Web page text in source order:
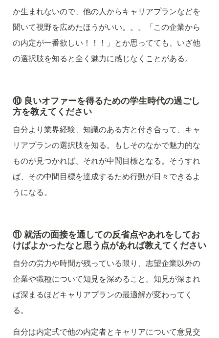
か生まれないので、他の人からキャリアプランなどを
聞いて視野を広めたほうがいい。。。「この企業から
の内定が一番欲しい！！！」とか思ってても、いざ他
の選択肢を知ると全く魅力に感じなくことがある。
⑩ 良いオファーを得るための学生時代の過ごし
方を教えてください
自分より業界経験、知識のある方と付き合って、キャ
リアプランの選択肢を知る。もしそのなかで魅力的な
ものが見つかれば、それが中間目標となる。そうすれ
ば、その中間目標を達成するため行動が日々できるよ
うになる。
⑪ 就活の面接を通しての反省点やあれをしてお
けばよかったなと思う点があれば教えてください
自分の労力や時間が残っている限り、志望企業以外の
企業や職種について知見を深めること。知見が深まれ
ば深まるほどキャリアプランの最適解が変わってく
る。
自分は内定式で他の内定者とキャリアについて意見交